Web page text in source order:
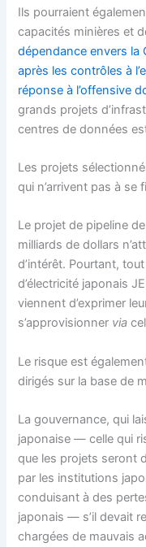
Ils pourraient
capacités minières et
dépendance envers la
après les contrôles à
réponse à l’offensive
grands projets
centres de données
Les projets
qui n’arrivent pas à
Le projet de pipeline
milliards de dollars
d’intérêt. Pourtant,
d’électricité japonais
viennent d’exprimer
s’approvisionner via
Le risque est
dirigés sur la base de
La gouvernance, qui
japonaise — celle qui
que les projets seront
par les institutions
conduisant à des
japonais — s’il devait
chargées de mauvais